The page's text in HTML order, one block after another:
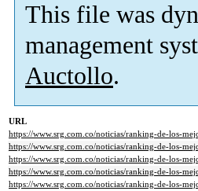
This file was
management
Auctollo.
URL
https://www.srg.com.co/noticias/ranking-de-los-
https://www.srg.com.co/noticias/ranking-de-los-
https://www.srg.com.co/noticias/ranking-de-los-
https://www.srg.com.co/noticias/ranking-de-los-
https://www.srg.com.co/noticias/ranking-de-los-